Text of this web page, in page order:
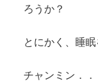
ろうか？
とにかく、睡
チャンミン．．